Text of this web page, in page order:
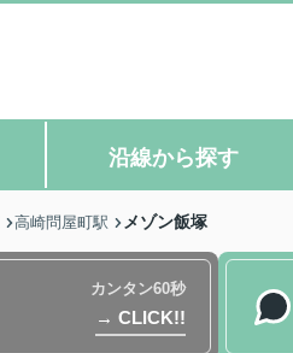
沿線から探す
高崎問屋町駅 メゾン飯塚
カンタン60秒
→ CLICK!!